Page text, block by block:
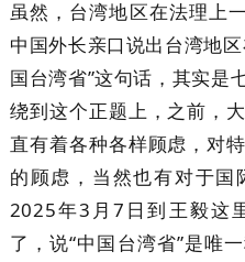
虽然，台湾地区在法理上
中国外长亲口说出台湾地
国台湾省”这句话，其实是
绕到这个正题上，之前，
直有着各种各样顾虑，对
的顾虑，当然也有对于国
2025年3月7日到王毅这
了，说“中国台湾省”是唯